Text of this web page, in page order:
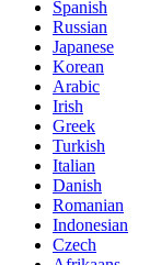
Spanish
Russian
Japanese
Korean
Arabic
Irish
Greek
Turkish
Italian
Danish
Romanian
Indonesian
Czech